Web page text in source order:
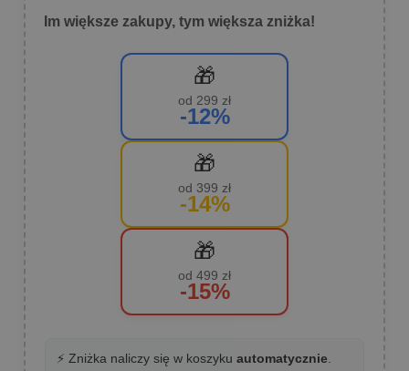
Im większe zakupy, tym większa zniżka!
🎁
od 299 zł
-12%
🎁
od 399 zł
-14%
🎁
od 499 zł
-15%
⚡ Zniżka naliczy się w koszyku automatycznie.